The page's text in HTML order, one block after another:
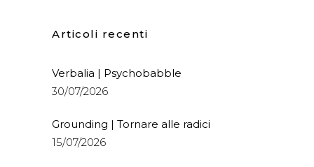
Articoli recenti
Verbalia | Psychobabble
30/07/2026
Grounding | Tornare alle radici
15/07/2026